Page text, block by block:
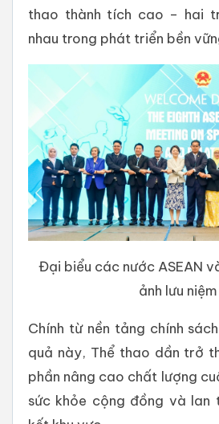
thao thành tích cao – hai
nhau trong phát triển bền
Đại biểu các nước ASEAN
ảnh lưu niệm
Chính từ nền tảng chính
quả này, Thể thao dần trở
phần nâng cao chất lượng
sức khỏe cộng đồng và lan